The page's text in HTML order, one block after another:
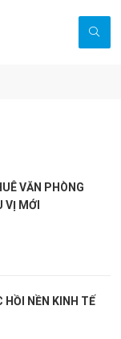
VĂN PHÒNG
VỊ MỚI
HỒI NỀN KINH TẾ